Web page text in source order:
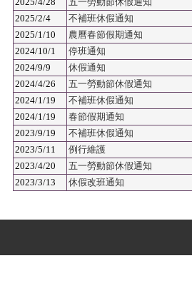
2025/2/4
不補班休假通知
2025/1/10
農曆春節假期通知
2024/10/1
停班通知
2024/9/9
休假通知
2024/4/26
五一勞動節休假通知
2024/1/19
不補班休假通知
2024/1/19
春節假期通知
2023/9/19
不補班休假通知
2023/5/11
例行維護
2023/4/20
五一勞動節休假通知
2023/3/13
休假改班通知